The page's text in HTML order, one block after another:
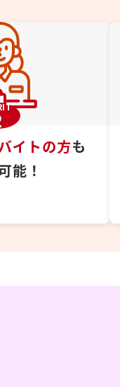
イトの方も
能！